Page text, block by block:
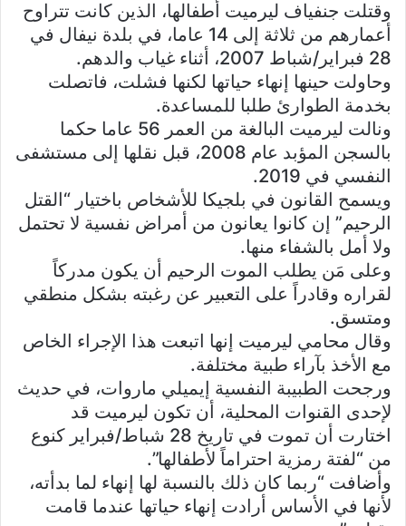
وقتلت جنفياف ليرميت أطفالها، الذين كانت تتراوح
أعمارهم من ثلاثة إلى 14 عاما، في بلدة نيفال في
28 فبراير/شباط 2007، أثناء غياب والدهم.
وحاولت حينها إنهاء حياتها لكنها فشلت، فاتصلت
بخدمة الطوارئ طلبا للمساعدة.
ونالت ليرميت البالغة من العمر 56 عاما حكما
بالسجن المؤبد عام 2008، قبل نقلها إلى مستشفى
النفسي في 2019.
ويسمح القانون في بلجيكا للأشخاص باختيار “القتل
الرحيم” إن كانوا يعانون من أمراض نفسية لا تحتمل
ولا أمل بالشفاء منها.
وعلى مَن يطلب الموت الرحيم أن يكون مدركاً
لقراره وقادراً على التعبير عن رغبته بشكل منطقي
ومتسق.
وقال محامي ليرميت إنها اتبعت هذا الإجراء الخاص
مع الأخذ بآراء طبية مختلفة.
ورجحت الطبيبة النفسية إيميلي ماروات، في حديث
لإحدى القنوات المحلية، أن تكون ليرميت قد
اختارت أن تموت في تاريخ 28 شباط/فبراير كنوع
من “لفتة رمزية احتراماً لأطفالها”.
وأضافت “ربما كان ذلك بالنسبة لها إنهاء لما بدأته،
لأنها في الأساس أرادت إنهاء حياتها عندما قامت